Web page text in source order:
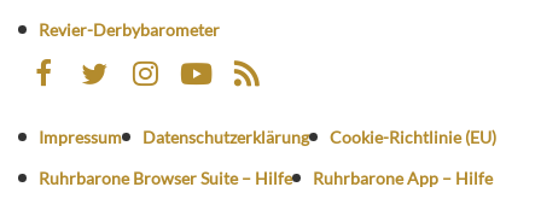
Revier-Derbybarometer
Impressum Datenschutzerklärung
Cookie-Richtlinie (EU)
Ruhrbarone Browser Suite – Hilfe
Ruhrbarone App – Hilfe